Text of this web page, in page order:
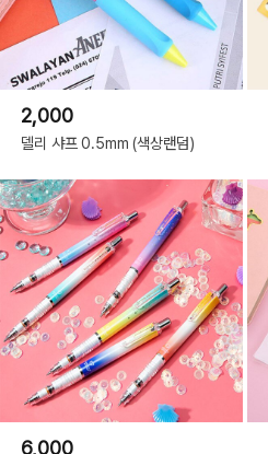
2,000
델리 샤프 0.5mm (색상랜덤)
6,000